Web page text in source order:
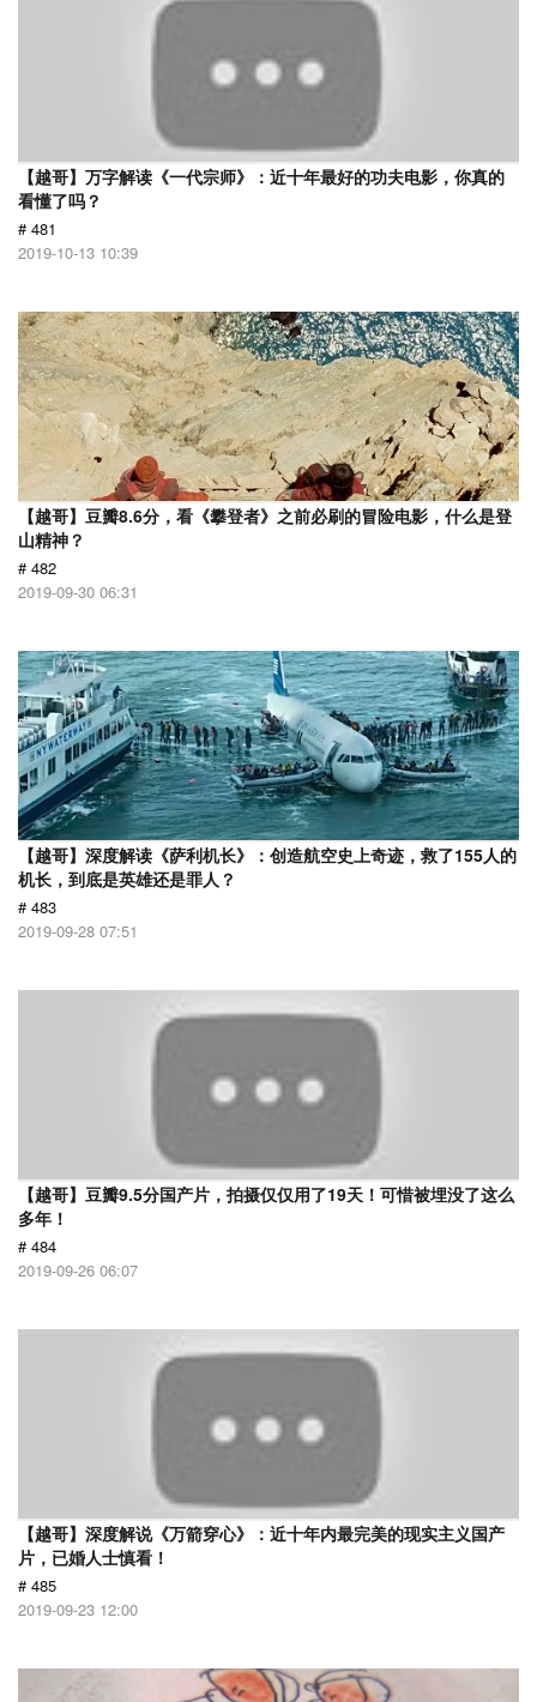
【越哥】万字解读《一代宗师》：近十年最好的功夫电影，你真的
看懂了吗？
# 481
2019-10-13 10:39
【越哥】豆瓣8.6分，看《攀登者》之前必刷的冒险电影，什么是登
山精神？
# 482
2019-09-30 06:31
【越哥】深度解读《萨利机长》：创造航空史上奇迹，救了155人的
机长，到底是英雄还是罪人？
# 483
2019-09-28 07:51
【越哥】豆瓣9.5分国产片，拍摄仅仅用了19天！可惜被埋没了这么
多年！
# 484
2019-09-26 06:07
【越哥】深度解说《万箭穿心》：近十年内最完美的现实主义国产
片，已婚人士慎看！
# 485
2019-09-23 12:00